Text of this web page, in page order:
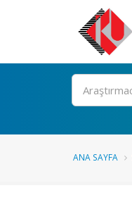
Ara
ANA SAYFA